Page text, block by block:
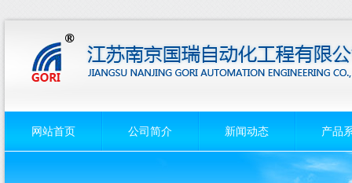
网站首页 公司简介 新闻动态 产品